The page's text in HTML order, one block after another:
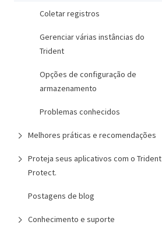
Coletar registros
Gerenciar várias instâncias do
Trident
Opções de configuração de
armazenamento
Problemas conhecidos
Melhores práticas e recomendações
Proteja seus aplicativos com o Trident
Protect.
Postagens de blog
Conhecimento e suporte